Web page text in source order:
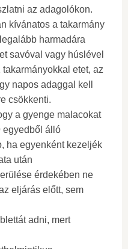
az adagolókon.
kívánatos a takarmány
harmadára
savóval vagy húslével
etet, az
napos adaggal kell
csökkenti.
a gyenge malacokat
egyedből álló
ha egyenként kezeljék
után
érdekében ne
eljárás előtt, sem
adni, mert